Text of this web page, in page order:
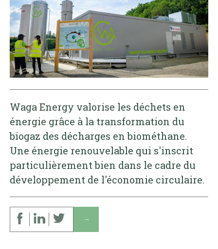
Waga Energy valorise les déchets en
énergie grâce à la transformation du
biogaz des décharges en biométhane.
Une énergie renouvelable qui s'inscrit
particulièrement bien dans le cadre du
développement de l'économie circulaire.
↓